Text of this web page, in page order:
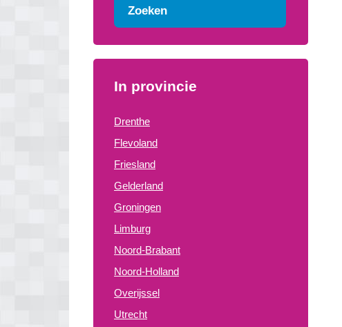
Zoeken
In provincie
Drenthe
Flevoland
Friesland
Gelderland
Groningen
Limburg
Noord-Brabant
Noord-Holland
Overijssel
Utrecht